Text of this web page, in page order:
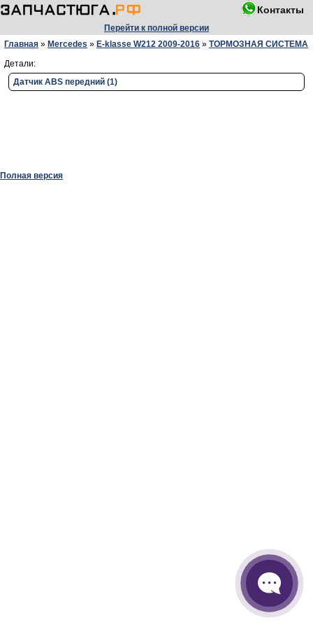
Контакты
Перейти к полной версии
Главная » Mercedes » E-klasse W212 2009-2016 » ТОРМОЗНАЯ СИСТЕМА
Детали:
Датчик ABS передний (1)
Полная версия